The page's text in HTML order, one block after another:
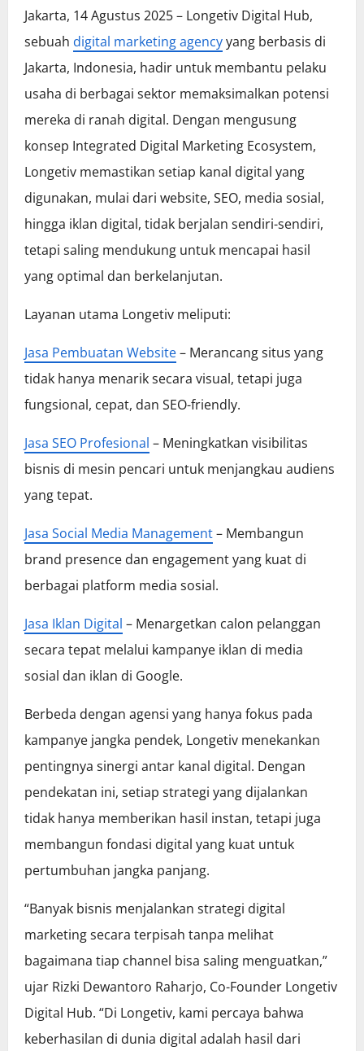
Jakarta, 14 Agustus 2025 – Longetiv Digital Hub,
sebuah digital marketing agencyyang berbasis di
Jakarta, Indonesia, hadir untuk membantu pelaku
usaha di berbagai sektor memaksimalkan potensi
mereka di ranah digital. Dengan mengusung
konsep Integrated Digital Marketing Ecosystem,
Longetiv memastikan setiap kanal digital yang
digunakan, mulai dari website, SEO, media sosial,
hingga iklan digital, tidak berjalan sendiri-sendiri,
tetapi saling mendukung untuk mencapai hasil
yang optimal dan berkelanjutan.
Layanan utama Longetiv meliputi:
Jasa Pembuatan Website– Merancang situs yang
tidak hanya menarik secara visual, tetapi juga
fungsional, cepat, dan SEO-friendly.
Jasa SEO Profesional – Meningkatkan visibilitas
bisnis di mesin pencari untuk menjangkau audiens
yang tepat.
Jasa Social Media Management– Membangun
brand presence dan engagement yang kuat di
berbagai platform media sosial.
Jasa Iklan Digital – Menargetkan calon pelanggan
secara tepat melalui kampanye iklan di media
sosial dan iklan di Google.
Berbeda dengan agensi yang hanya fokus pada
kampanye jangka pendek, Longetiv menekankan
pentingnya sinergi antar kanal digital. Dengan
pendekatan ini, setiap strategi yang dijalankan
tidak hanya memberikan hasil instan, tetapi juga
membangun fondasi digital yang kuat untuk
pertumbuhan jangka panjang.
“Banyak bisnis menjalankan strategi digital
marketing secara terpisah tanpa melihat
bagaimana tiap channel bisa saling menguatkan,”
ujar Rizki Dewantoro Raharjo, Co-Founder Longetiv
Digital Hub. “Di Longetiv, kami percaya bahwa
keberhasilan di dunia digital adalah hasil dari